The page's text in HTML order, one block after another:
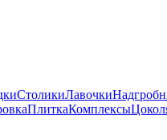
СтоликиЛавочки
ПлиткаКомплексы